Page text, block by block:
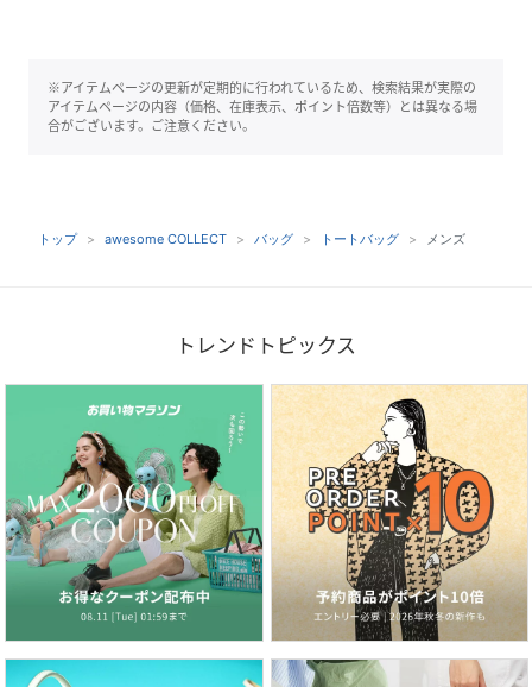
※アイテムページの更新が定期的に行われているため、検索結果が実際の
アイテムページの内容（価格、在庫表示、ポイント倍数等）とは異なる場
合がございます。ご注意ください。
トップ awesome COLLECT バッグ トートバッグ メンズ
トレンドトピックス